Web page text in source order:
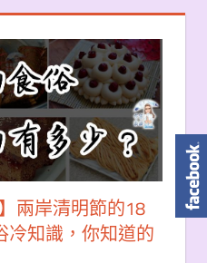
兩岸清明節的18
冷知識，你知道的